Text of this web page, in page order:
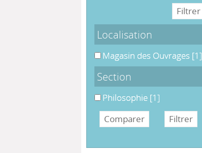
Localisation
Magasin des Ouvrages
Magasin des Ouvrages [1]
Section
Philosophie
Philosophie [1]